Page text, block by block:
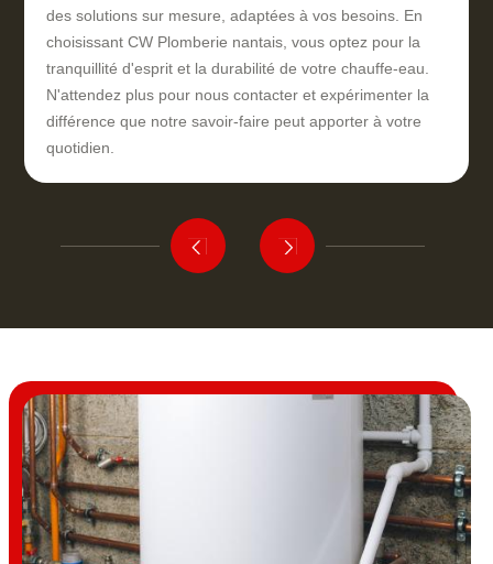
des solutions sur mesure, adaptées à vos besoins. En
choisissant CW Plomberie nantais, vous optez pour la
tranquillité d'esprit et la durabilité de votre chauffe-eau.
N'attendez plus pour nous contacter et expérimenter la
différence que notre savoir-faire peut apporter à votre
quotidien.